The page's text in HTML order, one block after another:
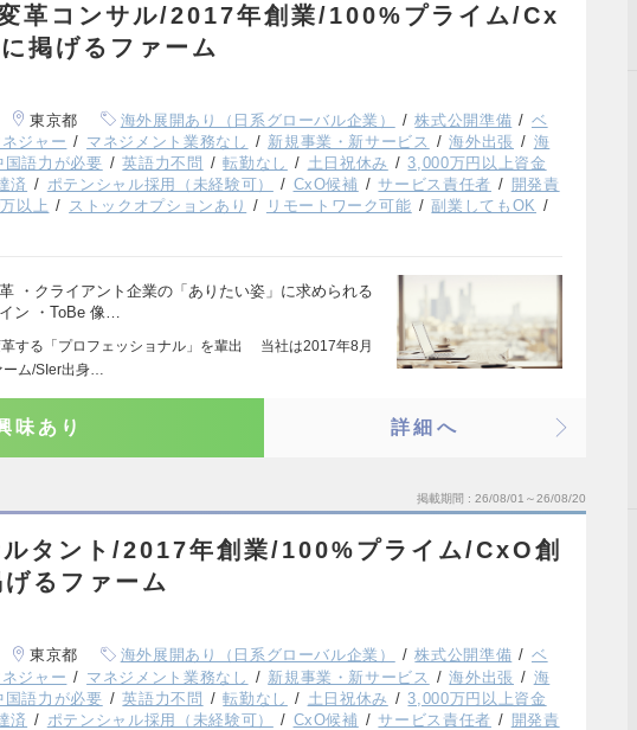
革コンサル/2017年創業/100%プライム/Cx
掲げるファーム
東京都 海外展開あり（日系グローバル企業） 株式公開準備
ベ
ジャー マネジメント業務なし 新規事業・新サービス 海外出張
海
国語力が必要 英語力不問 転勤なし 土日祝休み
3,000万円以上資金
済 ポテンシャル採用（未経験可） CxO候補 サービス責任者
開発責
以上 ストックオプションあり リモートワーク可能
副業してもOK
・クライアント企業の「ありたい姿」に求められる
ン ・ToBe 像…
する「プロフェッショナル」を輩出 当社は2017年8月
ーム/SIer出身…
味あり 詳細へ
掲載期間 26/08/01～26/08/20
タント/2017年創業/100%プライム/CxO創
るファーム
東京都 海外展開あり（日系グローバル企業） 株式公開準備
ベ
ジャー マネジメント業務なし 新規事業・新サービス 海外出張
海
国語力が必要 英語力不問 転勤なし 土日祝休み
3,000万円以上資金
済 ポテンシャル採用（未経験可） CxO候補 サービス責任者
開発責